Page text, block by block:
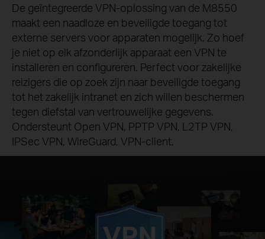
De geïntegreerde VPN-oplossing van de M8550
maakt een naadloze en beveiligde toegang tot
externe servers voor apparaten mogelijk. Zo hoef
je niet op elk afzonderlijk apparaat een VPN te
installeren en configureren. Perfect voor zakelijke
reizigers die op zoek zijn naar beveiligde toegang
tot het zakelijk intranet en zich willen beschermen
tegen diefstal van vertrouwelijke gegevens.
Ondersteunt Open VPN, PPTP VPN, L2TP VPN,
IPSec VPN, WireGuard, VPN-client.